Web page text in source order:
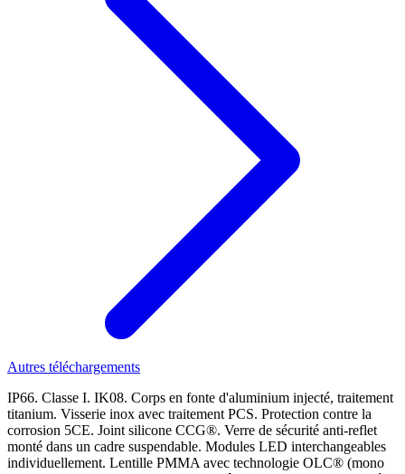
Autres téléchargements
IP66. Classe I. IK08. Corps en fonte d'aluminium injecté, traitement
titanium. Visserie inox avec traitement PCS. Protection contre la
corrosion 5CE. Joint silicone CCG®. Verre de sécurité anti-reflet
monté dans un cadre suspendable. Modules LED interchangeables
individuellement. Lentille PMMA avec technologie OLC® (mono